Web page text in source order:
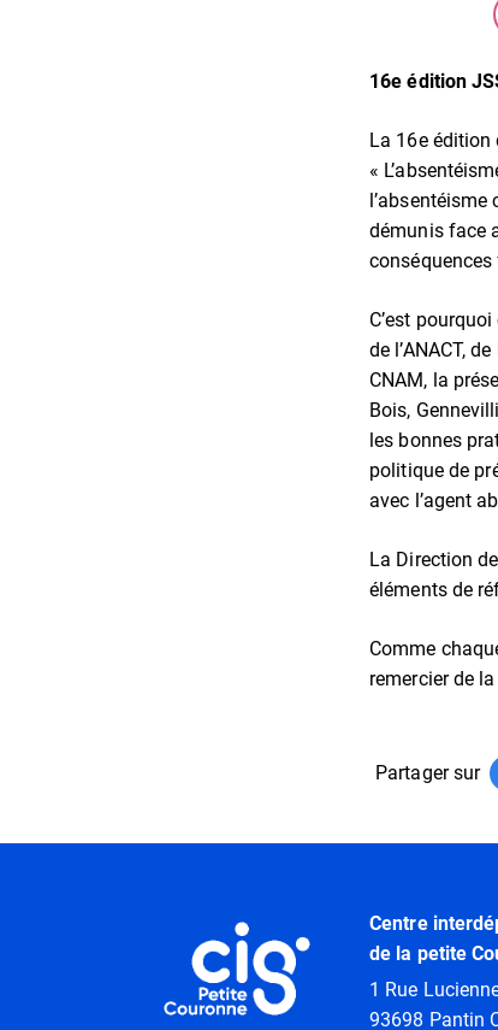
16e édition
La 16e édition
«
démunis face
C’est
de l’ANACT,
CNAM, la
Bois,
les bonnes
politique de
avec l’agent
La Direction
éléments de
Comme
remercier de
Partager sur
Informations utiles
Centre
de la petite
1 Rue
93698 Pantin